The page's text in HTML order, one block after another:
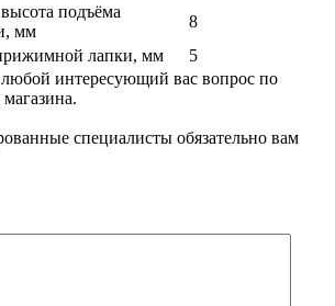
подъёма
мм
8
лапки, мм
5
интересующий вас вопрос по
специалисты обязательно вам